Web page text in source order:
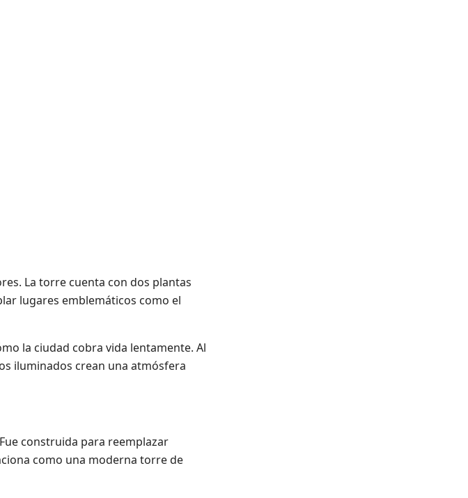
La torre cuenta con dos plantas
lugares emblemáticos como el
la ciudad cobra vida lentamente. Al
iluminados crean una atmósfera
construida para reemplazar
como una moderna torre de